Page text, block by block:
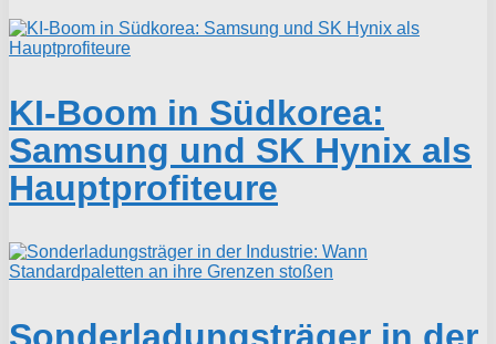
KI-Boom in Südkorea:
Samsung und SK Hynix als
Hauptprofiteure